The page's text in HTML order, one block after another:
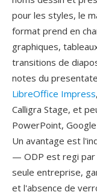
pour les styles, le
format prend en
graphiques,
transitions de
notes du
LibreOffice Impress
Calligra Stage, et
PowerPoint,
Un avantage est
— ODP est regi par
seule entreprise,
et l'absence de